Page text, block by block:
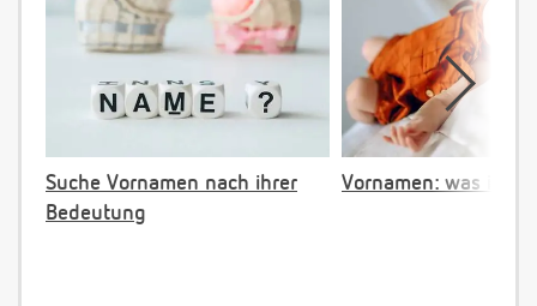
Suche Vornamen nach ihrer
Bedeutung
Vornamen: was ist